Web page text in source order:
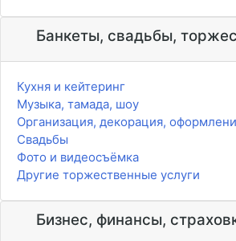
Банкеты, свадьбы,
Кухня и кейтеринг
Музыка, тамада, шоу
Организация, декорация,
Свадьбы
Фото и видеосъёмка
Другие торжественные услуги
Бизнес, финансы,